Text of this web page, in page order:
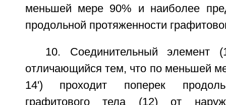
меньшей мере 90% и наиболее
продольной протяженности
10. Соединительный
отличающийся тем, что по меньшей
14') проходит поперек
графитового тела (12) от